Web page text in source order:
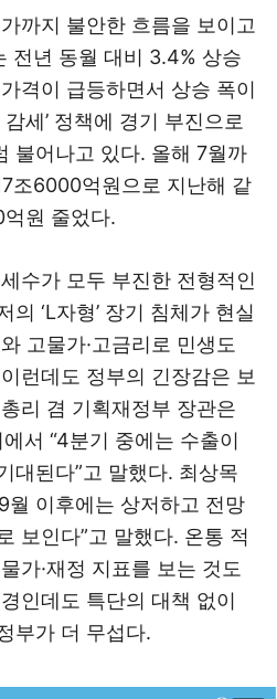
까지 불안한 흐름을 보이고
전년 동월 대비 3.4% 상승
격이 급등하면서 상승 폭이
세’ 정책에 경기 부진으로
불어나고 있다. 올해 7월까
조6000억원으로 지난해 같
원 줄었다.
수가 모두 부진한 전형적인
‘L자형’ 장기 침체가 현실
고물가·고금리로 민생도
런데도 정부의 긴장감은 보
리 겸 기획재정부 장관은
서 “4분기 중에는 수출이
대된다”고 말했다. 최상목
월 이후에는 상저하고 전망
보인다”고 말했다. 온통 적
가·재정 지표를 보는 것도
인데도 특단의 대책 없이
부가 더 무섭다.